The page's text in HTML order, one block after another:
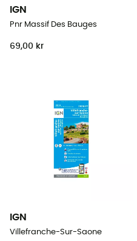
IGN
Pnr Massif Des Bauges
69,00 kr
IGN
Villefranche-Sur-Saone